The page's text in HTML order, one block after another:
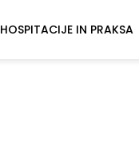
HOSPITACIJE IN PRAKSA